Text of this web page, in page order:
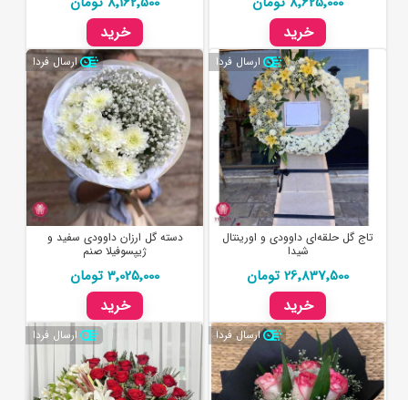
خرید خرید
ارسال فردا
تاج گل حلقه‌ای داوودی و اورینتال
شیدا
26٬837٬500 تومان
خرید
ارسال فردا
دسته گل ارزان داوودی سفید و
ژیپسوفیلا صنم
3٬025٬000 تومان
خرید
ارسال فردا ارسال فردا